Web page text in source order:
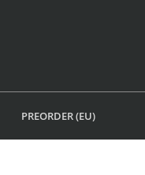
PREORDER (EU)